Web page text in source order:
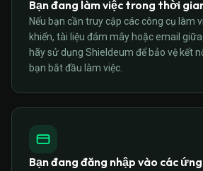
Bạn đang làm việc trong thời
Nếu bạn cần truy cập các công cụ làm
khiển, tài liệu đám mây hoặc email
hãy sử dụng Shieldeum để bảo vệ kết
bạn bắt đầu làm việc.
Bạn đang đăng nhập vào các